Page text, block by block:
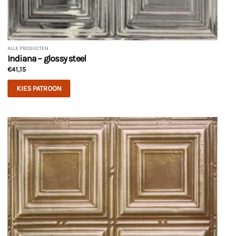
ALLE PRODUCTEN
Indiana – glossy steel
€41,15
KIES PATROON